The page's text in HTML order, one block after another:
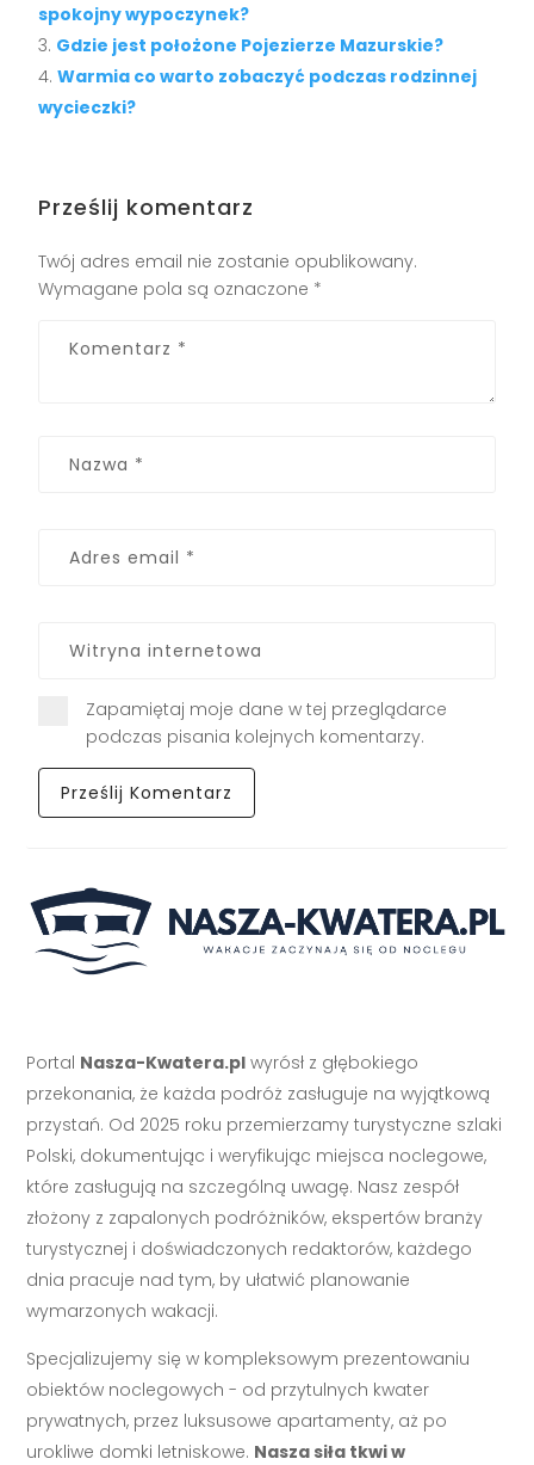
spokojny wypoczynek?
Gdzie jest położone Pojezierze Mazurskie?
Warmia co warto zobaczyć podczas rodzinnej
wycieczki?
Prześlij komentarz
Twój adres email nie zostanie opublikowany.
Wymagane pola są oznaczone *
Zapamiętaj moje dane w tej przeglądarce
podczas pisania kolejnych komentarzy.
Portal Nasza-Kwatera.pl wyrósł z głębokiego
przekonania, że każda podróż zasługuje na wyjątkową
przystań. Od 2025 roku przemierzamy turystyczne szlaki
Polski, dokumentując i weryfikując miejsca noclegowe,
które zasługują na szczególną uwagę. Nasz zespół
złożony z zapalonych podróżników, ekspertów branży
turystycznej i doświadczonych redaktorów, każdego
dnia pracuje nad tym, by ułatwić planowanie
wymarzonych wakacji.
Specjalizujemy się w kompleksowym prezentowaniu
obiektów noclegowych - od przytulnych kwater
prywatnych, przez luksusowe apartamenty, aż po
urokliwe domki letniskowe. Nasza siła tkwi w